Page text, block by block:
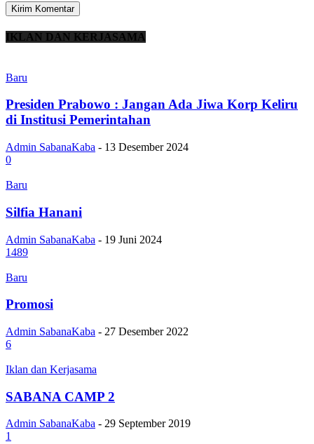
IKLAN DAN KERJASAMA
Baru
Presiden Prabowo : Jangan Ada Jiwa Korp Keliru
di Institusi Pemerintahan
Admin SabanaKaba - 13 Desember 2024
0
Baru
Silfia Hanani
Admin SabanaKaba - 19 Juni 2024
1489
Baru
Promosi
Admin SabanaKaba - 27 Desember 2022
6
Iklan dan Kerjasama
SABANA CAMP 2
Admin SabanaKaba - 29 September 2019
1